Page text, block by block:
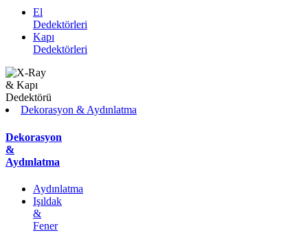
El
Dedektörleri
Kapı
Dedektörleri
Dekorasyon & Aydınlatma
Dekorasyon
&
Aydınlatma
Aydınlatma
Işıldak
&
Fener